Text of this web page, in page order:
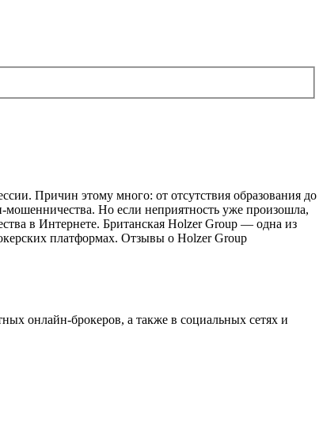
Причин этому много: от отсутствия образования до
Но если неприятность уже произошла,
в Интернете. Британская Holzer Group — одна из
платформах. Отзывы о Holzer Group
онлайн-брокеров, а также в социальных сетях и